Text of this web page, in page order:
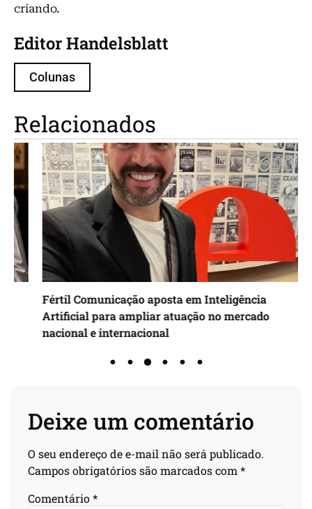
criando.
Editor Handelsblatt
Colunas
Relacionados
Fértil Comunicação aposta em Inteligência
Artificial para ampliar atuação no mercado
nacional e internacional
Deixe um comentário
O seu endereço de e-mail não será publicado.
Campos obrigatórios são marcados com *
Comentário*